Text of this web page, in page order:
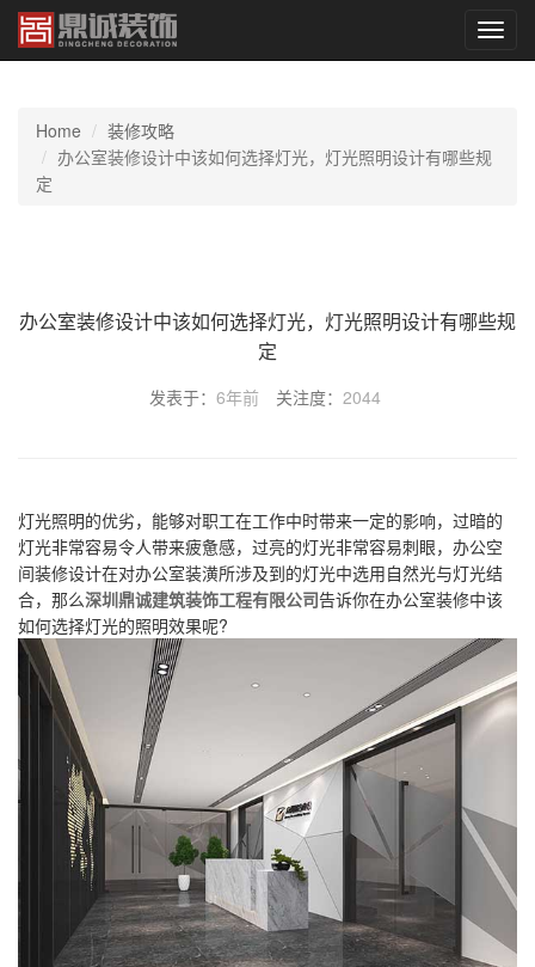
切
换
Home
装修攻略
办公室装修设计中该如何选择灯光，灯光照明设计有哪些规
定
办公室装修设计中该如何选择灯光，灯光照明设计有哪些规
定
发表于： 6年前 关注度： 2044
灯光照明的优劣，能够对职工在工作中时带来一定的影响，过暗的
灯光非常容易令人带来疲惫感，过亮的灯光非常容易刺眼，办公空
间装修设计在对办公室装潢所涉及到的灯光中选用自然光与灯光结
合，那么深圳鼎诚建筑装饰工程有限公司告诉你在办公室装修中该
如何选择灯光的照明效果呢?